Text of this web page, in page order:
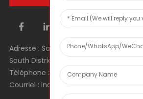
Adresse : Salle 1106, Unité 1, Bâtiment 1,
South District, Dongguan city,
Téléphone : 0086 0769-22900190
Courriel : inquiry@hey-gift.com